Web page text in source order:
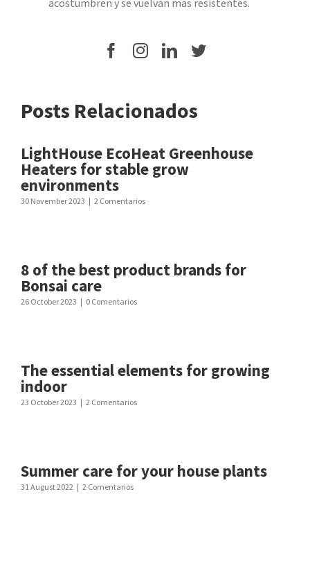
acostumbren y se vuelvan mas resistentes.
Posts Relacionados
LightHouse EcoHeat Greenhouse
Heaters for stable grow
environments
30 November 2023 | 2 Comentarios
8 of the best product brands for
Bonsai care
26 October 2023 | 0 Comentarios
The essential elements for growing
indoor
23 October 2023 | 2 Comentarios
Summer care for your house plants
31 August 2022 | 2 Comentarios